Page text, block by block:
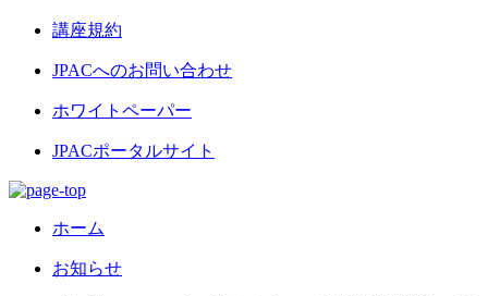
講座規約
JPACへのお問い合わせ
ホワイトペーパー
JPACポータルサイト
ホーム
お知らせ